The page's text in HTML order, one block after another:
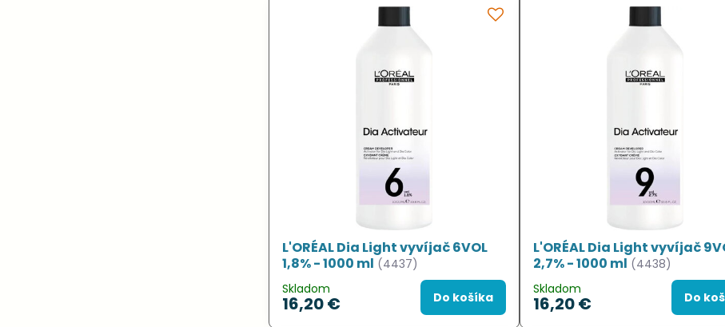
L'ORÉAL Dia Light vyvíjač 6VOL
1,8% - 1000 ml (4437)
Skladom
16,20 € Do košíka
L'ORÉAL Dia Light vyvíjač
2,7% - 1000 ml (4438)
Skladom
16,20 € Do